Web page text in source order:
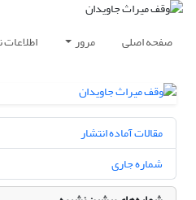
صفحه اصلی مرور
مقالات آماده انتشار
شماره جاری